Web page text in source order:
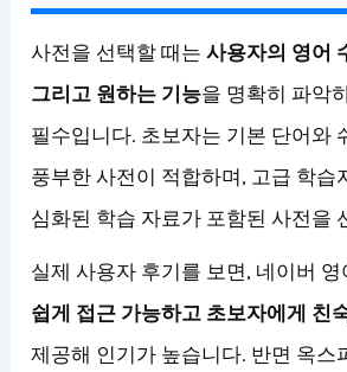
사전을 선택할 때는사용자의 영어
그리고 원하는 기능을 명확히 파악
필수입니다. 초보자는 기본 단어와
풍부한 사전이 적합하며, 고급 학습
심화된 학습 자료가 포함된 사전을
실제 사용자 후기를 보면, 네이버 영
쉽게 접근 가능하고 초보자에게 친
제공해 인기가 높습니다. 반면 옥스